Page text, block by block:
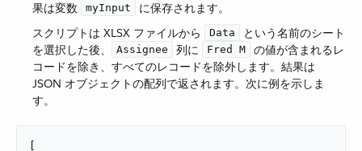
果は変数 ​
myInput
​ に保存されます。
スクリプトは XLSX ファイルから ​
Data
​ という名前のシート
を選択した後、​
Assignee ​ 列に ​ Fred M
​ の値が含まれるレ
コードを除き、すべてのレコードを除外します。結果は
JSON オブジェクトの配列で返されます。次に例を示しま
す。